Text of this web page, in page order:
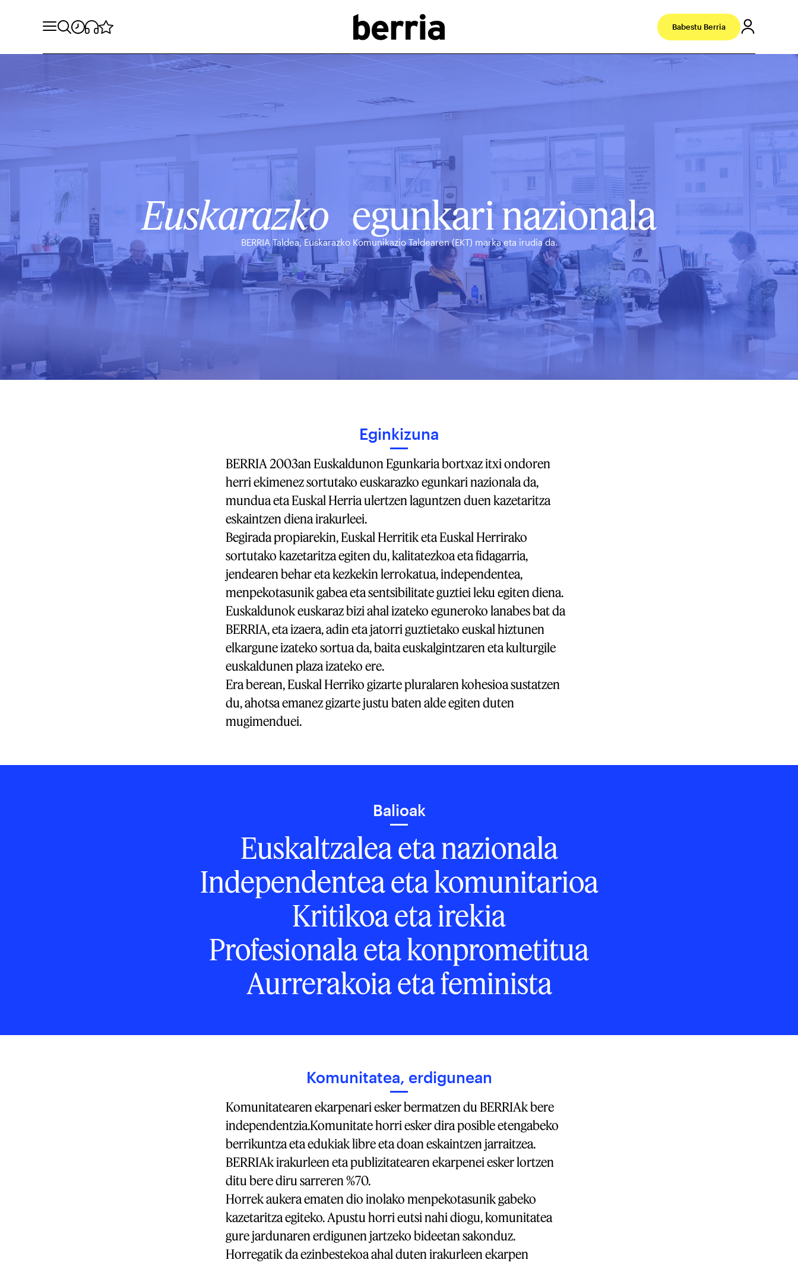
Babestu Berria
Euskarazko egunkari nazionala
BERRIA Taldea, Euskarazko Komunikazio Taldearen (EKT) marka eta irudia da.
Eginkizuna
BERRIA 2003an Euskaldunon Egunkaria bortxaz itxi ondoren
herri ekimenez sortutako euskarazko egunkari nazionala da,
mundua eta Euskal Herria ulertzen laguntzen duen kazetaritza
eskaintzen diena irakurleei.
Begirada propiarekin, Euskal Herritik eta Euskal Herrirako
sortutako kazetaritza egiten du, kalitatezkoa eta fidagarria,
jendearen behar eta kezkekin lerrokatua, independentea,
menpekotasunik gabea eta sentsibilitate guztiei leku egiten diena.
Euskaldunok euskaraz bizi ahal izateko eguneroko lanabes bat da
BERRIA, eta izaera, adin eta jatorri guztietako euskal hiztunen
elkargune izateko sortua da, baita euskalgintzaren eta kulturgile
euskaldunen plaza izateko ere.
Era berean, Euskal Herriko gizarte pluralaren kohesioa sustatzen
du, ahotsa emanez gizarte justu baten alde egiten duten
mugimenduei.
Balioak
Euskaltzalea eta nazionala
Independentea eta komunitarioa
Kritikoa eta irekia
Profesionala eta konprometitua
Aurrerakoia eta feminista
Komunitatea, erdigunean
Komunitatearen ekarpenari esker bermatzen du BERRIAk bere
independentzia.Komunitate horri esker dira posible etengabeko
berrikuntza eta edukiak libre eta doan eskaintzen jarraitzea.
BERRIAk irakurleen eta publizitatearen ekarpenei esker lortzen
ditu bere diru sarreren %70.
Horrek aukera ematen dio inolako menpekotasunik gabeko
kazetaritza egiteko. Apustu horri eutsi nahi diogu, komunitatea
gure jardunaren erdigunen jartzeko bideetan sakonduz.
Horregatik da ezinbestekoa ahal duten irakurleen ekarpen